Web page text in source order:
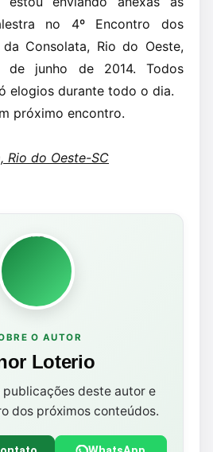
no 4º Encontro dos
Consolata, Rio do Oeste,
de junho de 2014. Todos
elogios durante todo o dia.
próximo encontro.
Rio do Oeste-SC
O AUTOR
Loterio
publicações deste autor e
dos próximos conteúdos.